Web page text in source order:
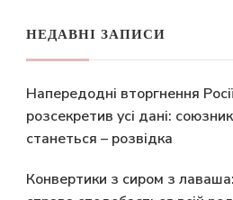
НЕДАВНІ ЗАПИСИ
Напередодні вторгнення
розсекретив усі дані:
станеться – розвідка
Конвертики з сиром з